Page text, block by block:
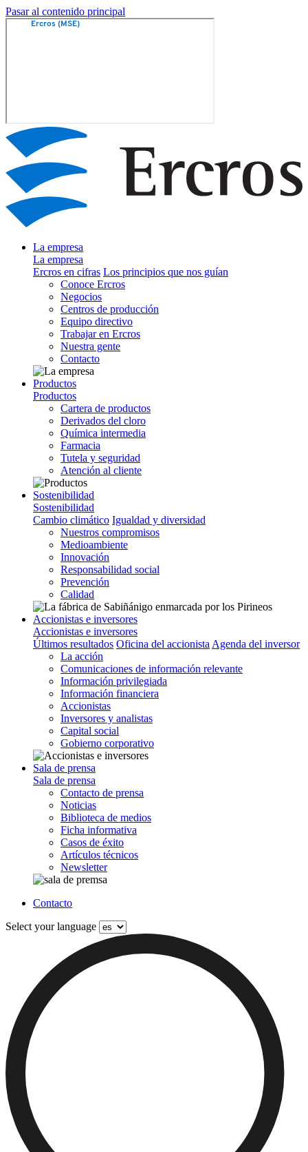
Pasar al contenido principal
La empresa
La empresa
Ercros en cifras Los principios que nos guían
Conoce Ercros
Negocios
Centros de producción
Equipo directivo
Trabajar en Ercros
Nuestra gente
Contacto
Productos
Productos
Cartera de productos
Derivados del cloro
Química intermedia
Farmacia
Tutela y seguridad
Atención al cliente
Sostenibilidad
Sostenibilidad
Cambio climático Igualdad y diversidad
Nuestros compromisos
Medioambiente
Innovación
Responsabilidad social
Prevención
Calidad
Accionistas e inversores
Accionistas e inversores
Últimos resultados Oficina del accionista Agenda del inversor
La acción
Comunicaciones de información relevante
Información privilegiada
Información financiera
Accionistas
Inversores y analistas
Capital social
Gobierno corporativo
Sala de prensa
Sala de prensa
Contacto de prensa
Noticias
Biblioteca de medios
Ficha informativa
Casos de éxito
Artículos técnicos
Newsletter
Contacto
Select your language